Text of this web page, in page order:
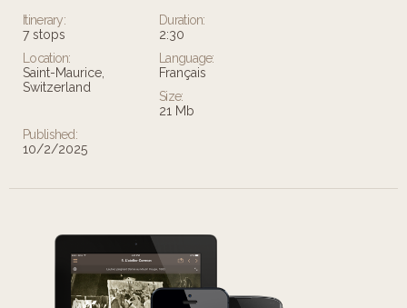
Itinerary:
7 stops
Duration:
2:30
Location:
Saint-Maurice,
Switzerland
Language:
Français
Size:
21 Mb
Published:
10/2/2025